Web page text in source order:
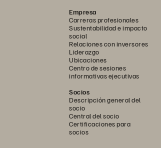
Empresa
Carreras profesionales
Sustentabilidad e impacto
social
Relaciones con inversores
Liderazgo
Ubicaciones
Centro de sesiones
informativas ejecutivas
Socios
Descripción general del
socio
Central del socio
Certificaciones para
socios